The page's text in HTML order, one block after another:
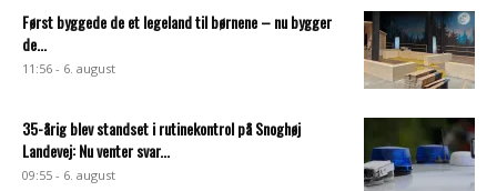
Først byggede de et legeland til børnene – nu bygger
de...
11:56 - 6. august
35-årig blev standset i rutinekontrol på Snoghøj
Landevej: Nu venter svar...
09:55 - 6. august